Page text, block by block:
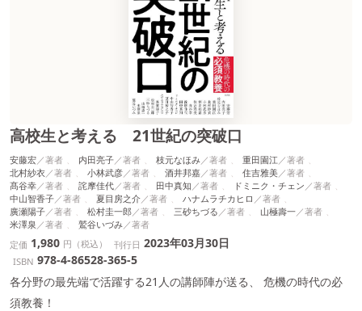
高校生と考える 21世紀の突破口
安藤宏 内田亮子 枝元なほみ
重田園江
北村紗衣
小林武彦 酒井邦嘉
住吉雅美
髙谷幸
詫摩佳代 田中真知
ドミニク・チェン
中山智香子
夏目房之介
ハナムラチカヒロ
廣瀬陽子
松村圭一郎 三砂ちづる
山極壽一
米澤泉
鷲谷いづみ
定価 1,980 円（税込） 刊行日 2023年03月30日
ISBN 978-4-86528-365-5
各分野の最先端で活躍する21人の講師陣が送る、 危機の時代の必
須教養！